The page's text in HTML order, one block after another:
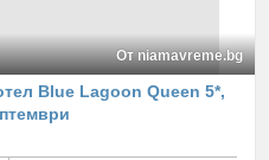
От niamavreme.bg
Blue Lagoon Queen 5*,